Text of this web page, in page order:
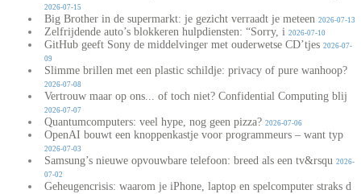
2026-07-15
Big Brother in de supermarkt: je gezicht verraadt je meteen 2026-07-13
Zelfrijdende auto’s blokkeren hulpdiensten: “Sorry, i 2026-07-10
GitHub geeft Sony de middelvinger met ouderwetse CD’tjes 2026-07-
09
Slimme brillen met een plastic schildje: privacy of pure wanhoop?
2026-07-08
Vertrouw maar op ons... of toch niet? Confidential Computing blij
2026-07-07
Quantumcomputers: veel hype, nog geen pizza? 2026-07-06
OpenAI bouwt een knoppenkastje voor programmeurs – want typ
2026-07-03
Samsung’s nieuwe opvouwbare telefoon: breed als een tv&rsqu 2026-
07-02
Geheugencrisis: waarom je iPhone, laptop en spelcomputer straks d